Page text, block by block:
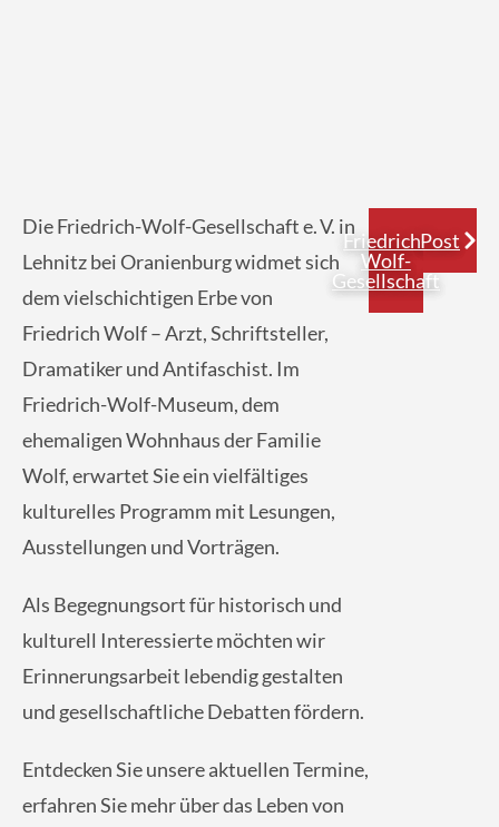
Die Friedrich-Wolf-Gesellschaft e. V. in
Lehnitz bei Oranienburg widmet sich
dem vielschichtigen Erbe von
Friedrich Wolf – Arzt, Schriftsteller,
Dramatiker und Antifaschist. Im
Friedrich-Wolf-Museum, dem
ehemaligen Wohnhaus der Familie
Wolf, erwartet Sie ein vielfältiges
kulturelles Programm mit Lesungen,
Ausstellungen und Vorträgen.
Als Begegnungsort für historisch und
kulturell Interessierte möchten wir
Erinnerungsarbeit lebendig gestalten
und gesellschaftliche Debatten fördern.
Entdecken Sie unsere aktuellen Termine,
erfahren Sie mehr über das Leben von
Friedrich-
Wolf-
Gesellschaft
Post